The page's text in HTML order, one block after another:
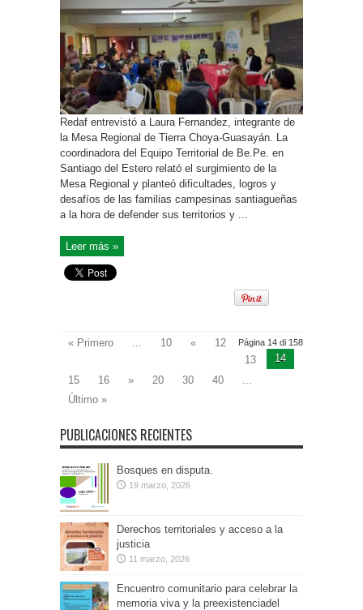
Redaf entrevistó a Laura Fernandez, integrante de
la Mesa Regional de Tierra Choya-Guasayán. La
coordinadora del Equipo Territorial de Be.Pe. en
Santiago del Estero relató el surgimiento de la
Mesa Regional y planteó dificultades, logros y
desafíos de las familias campesinas santiagueñas
a la hora de defender sus territorios y ...
Leer más »
Página 14 di 158
« Primero 10 «
12
13
14
15
16 » 20 30 40
Último »
PUBLICACIONES RECIENTES
Bosques en disputa.
19 marzo, 2026
Derechos territoriales y acceso a la
justicia
11 marzo, 2026
Encuentro comunitario para celebrar la
memoria viva y la preexistenciadel